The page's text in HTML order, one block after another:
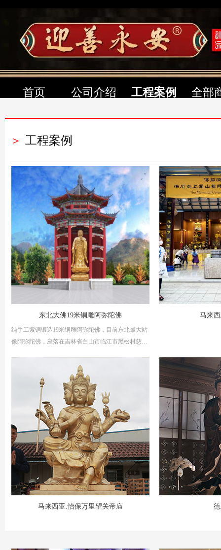
首页 公司介绍 工程案例 全部
＞ 工程案例
东北大佛19米铜雕阿弥陀佛
纯手工紫铜锻造19米铜雕阿弥陀佛，目前东北最大站
像阿弥陀佛，座落在吉林省白山市临江市黑松村慈光
马来
马来西亚.怡保万里望关帝庙